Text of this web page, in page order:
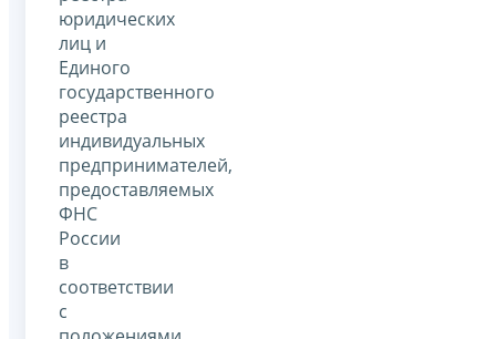
юридических
лиц и
Единого
государственного
реестра
индивидуальных
предпринимателей,
предоставляемых
ФНС
России
в
соответствии
с